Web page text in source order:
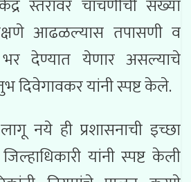
स्तरावर चाचणीची संख्या
आढळल्यास तपासणी व
भर देण्यात येणार असल्याचे
दिवेगावकर यांनी स्पष्ट केले.
नये ही प्रशासनाची इच्छा
यांनी स्पष्ट केली